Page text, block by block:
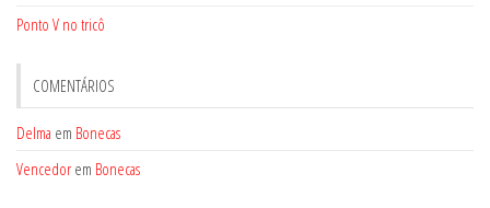
Ponto V no tricô
COMENTÁRIOS
Delma em Bonecas
Vencedor em Bonecas